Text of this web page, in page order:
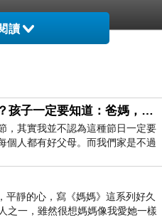
讀
出生即欠債？孩子一定要知道：爸媽，其實我不欠你們
，其實我並不認為這種節日一定要
個人都有好父母。而我們家是不過
什麼儀式感，生活趨近冷
靜的心，寫《媽媽》這系列好久
之一，雖然很想媽媽像我愛她一樣